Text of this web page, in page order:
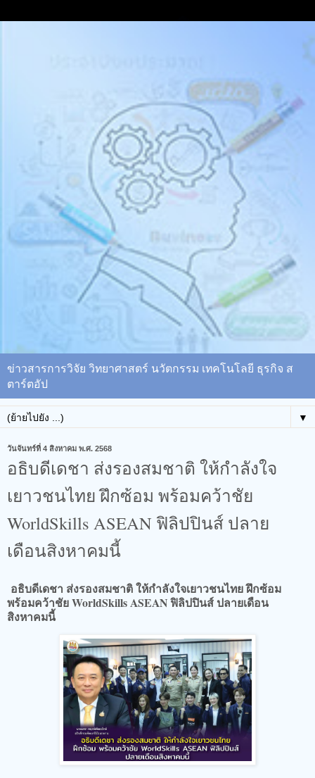
ข่าวสารการวิจัย วิทยาศาสตร์ นวัตกรรม เทคโนโลยี ธุรกิจ ส
ตาร์ตอัป
▼
วันจันทร์ที่ 4 สิงหาคม พ.ศ. 2568
อธิบดีเดชา ส่งรองสมชาติ ให้กำลังใจ
เยาวชนไทย ฝึกซ้อม พร้อมคว้าชัย
WorldSkills ASEAN ฟิลิปปินส์ ปลาย
เดือนสิงหาคมนี้
อธิบดีเดชา ส่งรองสมชาติ ให้กำลังใจเยาวชนไทย ฝึกซ้อม
พร้อมคว้าชัย WorldSkills ASEAN ฟิลิปปินส์ ปลายเดือน
สิงหาคมนี้